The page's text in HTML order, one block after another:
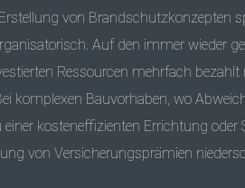
von Brandschutzkonzepten
Auf den immer wieder
Ressourcen mehrfach
komplexen Bauvorhaben, wo
kosteneffizienten Errichtung
von Versicherungsprämien